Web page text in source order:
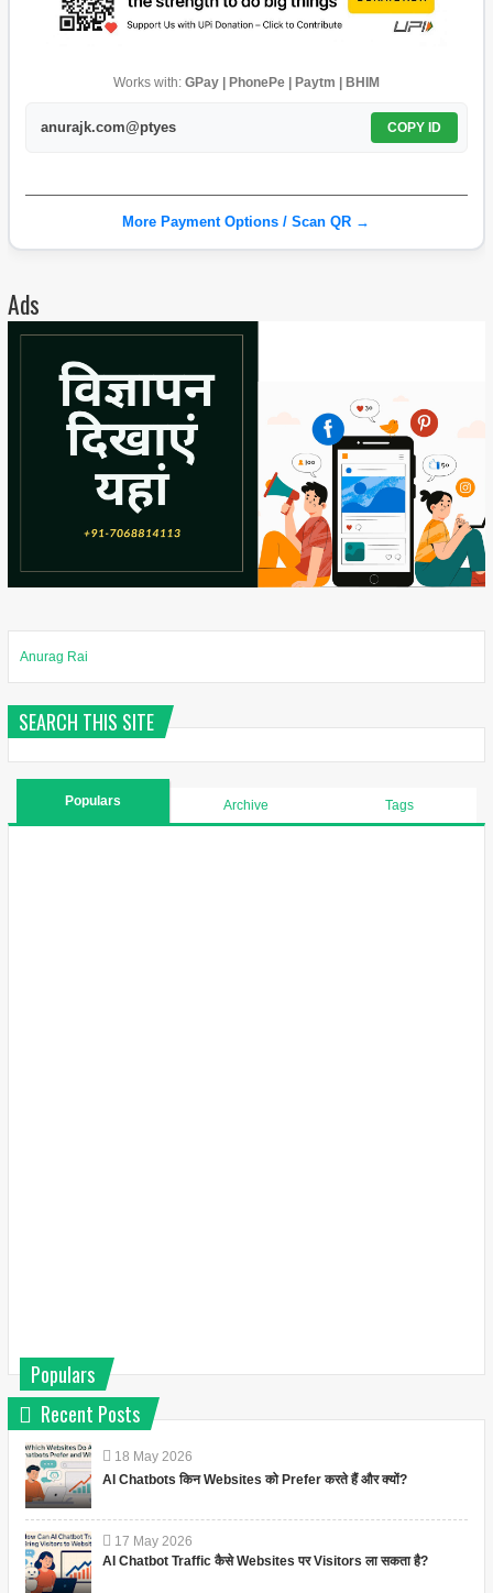
Works with: GPay | PhonePe | Paytm | BHIM
anurajk.com@ptyes COPY ID
More Payment Options / Scan QR →
Ads
Anurag Rai
SEARCH THIS SITE
Populars Archive Tags
Populars
Recent Posts
18 May 2026
AI Chatbots किन Websites को Prefer करते हैं और क्यों?
17 May 2026
AI Chatbot Traffic कैसे Websites पर Visitors ला सकता है?